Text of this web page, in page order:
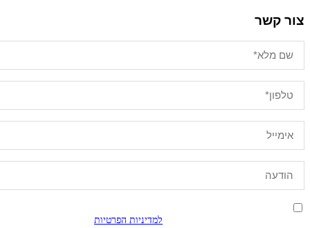
צור קשר
למדיניות הפרטיות